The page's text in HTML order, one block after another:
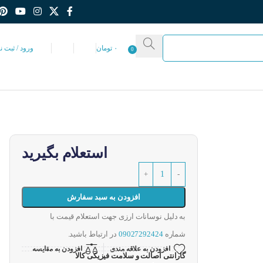
0 ۰ تومان ورود / ثبت
استعلام بگیرید
افزودن به سبد سفارش
به دلیل نوسانات ارزی جهت استعلام قیمت با
شماره09027292424 در ارتباط باشید.
افزودن به علاقه مندی افزودن به مقایسه
گارانتی اصالت و سلامت فیزیکی کالا